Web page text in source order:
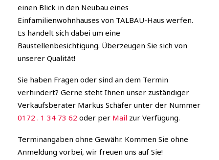
einen Blick in den Neubau eines
Einfamilienwohnhauses von TALBAU-Haus werfen.
Es handelt sich dabei um eine
Baustellenbesichtigung. Überzeugen Sie sich von
unserer Qualität!
Sie haben Fragen oder sind an dem Termin
verhindert? Gerne steht Ihnen unser zuständiger
Verkaufsberater Markus Schäfer unter der Nummer
0172 . 1 34 73 62 oder per Mail zur Verfügung.
Terminangaben ohne Gewähr. Kommen Sie ohne
Anmeldung vorbei, wir freuen uns auf Sie!